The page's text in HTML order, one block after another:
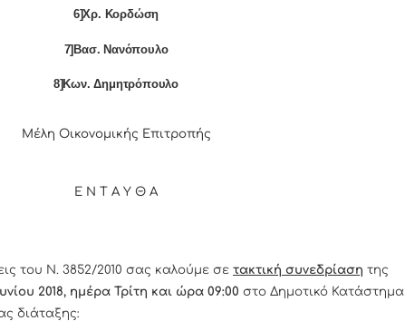
6]Χρ. Κορδώση
7]Βασ. Νανόπουλο
8]Κων. Δημητρόπουλο
Μέλη Οικονομικής Επιτροπής
Ε Ν Τ Α Υ Θ Α
Ν. 3852/2010 σας καλούμε σε τακτική συνεδρίαση της
2018, ημέρα Τρίτη και ώρα 09:00 στο Δημοτικό Κατάστημα
διάταξης: